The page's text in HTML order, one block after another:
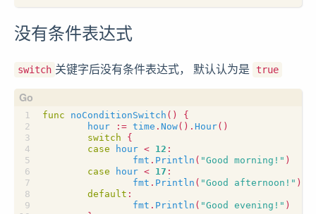
没有条件表达式
switch 关键字后没有条件表达式， 默认认为是 true
func noConditionSwitch ()
{
hour
:= time . Now(). Hour()
switch
{
case
hour < 12 :
fmt . Println ( "Good morning!" )
case
hour < 17 :
fmt . Println ( "Good afternoon!" )
default :
fmt . Println ( "Good evening!" )